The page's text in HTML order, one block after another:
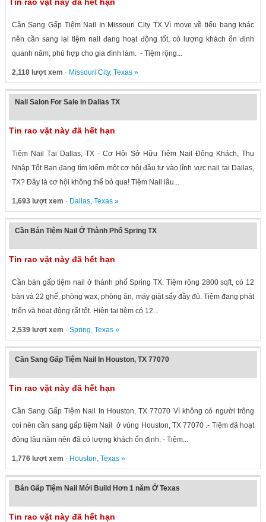
Cần Sang Gấp Tiệm Nail In Missouri City TX Vì move về tiểu bang khác
nên cần sang lại tiệm nail đang hoạt động tốt, có lượng khách ổn định
quanh năm, phù hợp cho gia đình làm. - Tiệm rộng...
2,118 lượt xem · Missouri City, Texas»
Nail Salon For Sale In Dallas TX
Tin rao vặt này đã hết hạn
Tiệm Nail Tại Dallas, TX - Cơ Hội Sở Hữu Tiệm Nail Đông Khách, Thu
Nhập Tốt Bạn đang tìm kiếm một cơ hội đầu tư vào lĩnh vực nail tại Dallas,
TX? Đây là cơ hội không thể bỏ qua! Tiệm Nail lâu...
1,693 lượt xem · Dallas, Texas»
Cần Bán Tiệm Nail Ở Thành Phố Spring TX
Tin rao vặt này đã hết hạn
Cần bán gấp tiệm nail ở thành phố Spring TX. Tiệm rộng 2800 sqft, có 12
bàn và 22 ghế, phòng wax, phòng ăn, máy giặt sấy đầy đủ. Tiệm đang phát
triển và hoạt động rất tốt. Hiện tại tiệm có 12...
2,539 lượt xem · Spring, Texas»
Cần Sang Gấp Tiệm Nail In Houston, TX 77070
Tin rao vặt này đã hết hạn
Cần Sang Gấp Tiệm Nail In Houston, TX 77070 Vì không có người trông
coi nên cần sang gấp tiệm Nail ở vùng Houston, TX 77070 .- Tiệm đã hoạt
động lâu năm nên đã có lượng khách ổn định. - Tiệm...
1,776 lượt xem · Houston, Texas»
Bán Gấp Tiệm Nail Mới Build Hơn 1 năm Ở Texas
Tin rao vặt này đã hết hạn